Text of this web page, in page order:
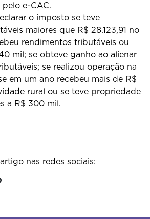
e-CAC.
o imposto se teve
maiores que R$ 28.123,91 no
rendimentos tributáveis ou
mil; se obteve ganho ao alienar
se realizou operação na
em um ano recebeu mais de R$
rural ou se teve propriedade
a R$ 300 mil.
nas redes sociais: